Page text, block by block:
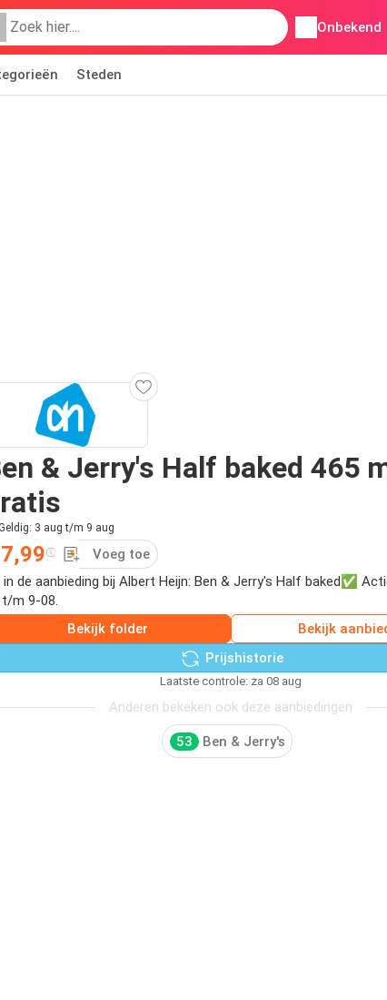
Onbekend
Steden
& Jerry's Half baked 465
3 aug t/m 9 aug
Voeg toe
in de aanbieding bij Albert Heijn: Ben & Jerry's Half baked✅
m 9-08.
Bekijk folder
Bekijk
Prijshistorie
Laatste controle: za 08 aug
Anderen bekeken ook deze aanbiedingen
53 Ben & Jerry's